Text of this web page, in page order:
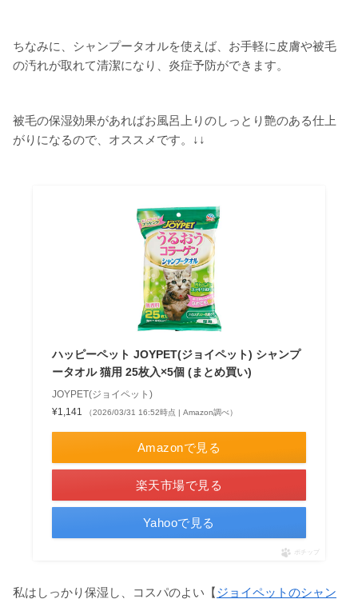
ちなみに、シャンプータオルを使えば、お手軽に皮膚や被毛
の汚れが取れて清潔になり、炎症予防ができます。
被毛の保湿効果があればお風呂上りのしっとり艶のある仕上
がりになるので、オススメです。↓↓
ハッピーペット JOYPET(ジョイペット) シャンプ
ータオル 猫用 25枚入×5個 (まとめ買い)
JOYPET(ジョイペット)
¥1,141
（2026/03/31 16:52時点 | Amazon調べ）
Amazonで見る
楽天市場で見る
Yahooで見る
ポチップ
私はしっかり保湿し、コスパのよい【ジョイペットのシャン